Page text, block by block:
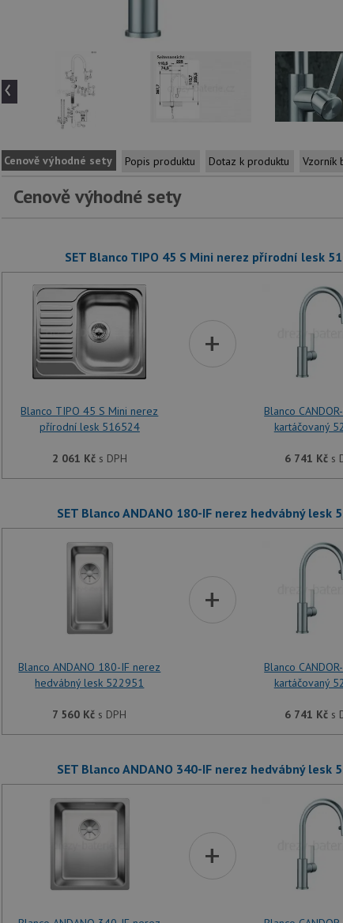
‹
Cenově výhodné sety Popis produktu Dotaz k produktu Vzorník
Cenově výhodné sety
SET Blanco TIPO 45 S Mini nerez přírodní lesk
Blanco TIPO 45 S Mini nerez
přírodní lesk 516524
2 061 Kčs DPH
+
Blanco
kartáčovaný
6 741 Kč s
SET Blanco ANDANO 180-IF nerez hedvábný lesk
Blanco ANDANO 180-IF nerez
hedvábný lesk 522951
7 560 Kč s DPH
+
Blanco
kartáčovaný
6 741 Kč s
SET Blanco ANDANO 340-IF nerez hedvábný lesk
+